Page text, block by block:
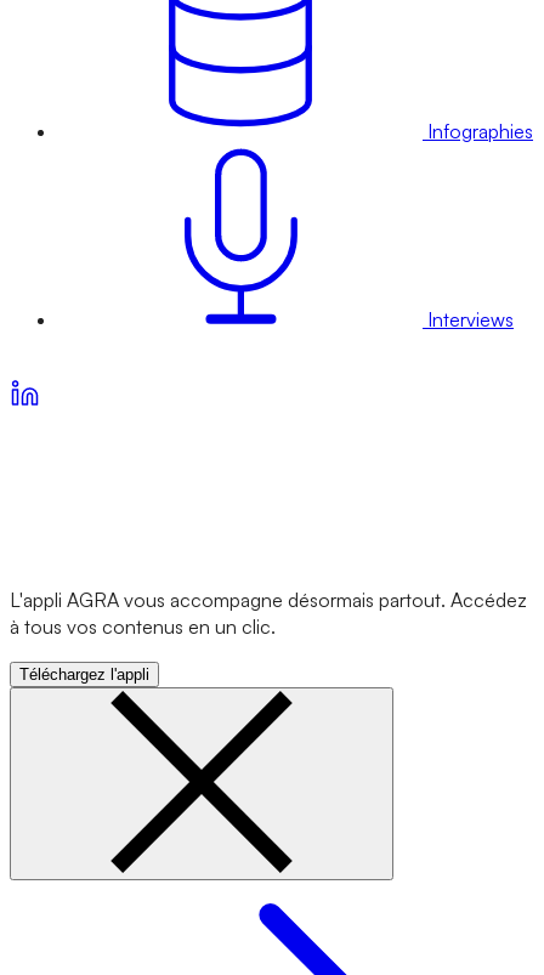
Infographies
Interviews
L'appli AGRA vous accompagne désormais partout. Accédez
à tous vos contenus en un clic.
Téléchargez l'appli